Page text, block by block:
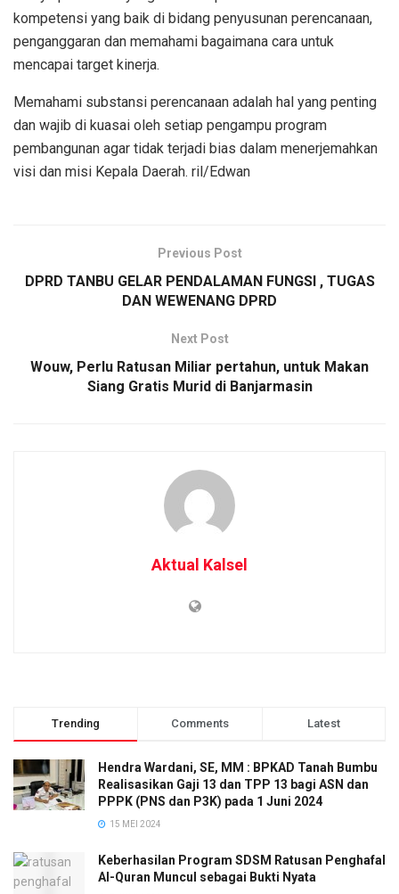
kompetensi yang baik di bidang penyusunan perencanaan,
penganggaran dan memahami bagaimana cara untuk
mencapai target kinerja.
Memahami substansi perencanaan adalah hal yang penting
dan wajib di kuasai oleh setiap pengampu program
pembangunan agar tidak terjadi bias dalam menerjemahkan
visi dan misi Kepala Daerah. ril/Edwan
Previous Post
DPRD TANBU GELAR PENDALAMAN FUNGSI , TUGAS
DAN WEWENANG DPRD
Next Post
Wouw, Perlu Ratusan Miliar pertahun, untuk Makan
Siang Gratis Murid di Banjarmasin
Aktual Kalsel
Trending Comments Latest
Hendra Wardani, SE, MM : BPKAD Tanah Bumbu
Realisasikan Gaji 13 dan TPP 13 bagi ASN dan
PPPK (PNS dan P3K) pada 1 Juni 2024
15 MEI 2024
Keberhasilan Program SDSM Ratusan Penghafal
Al-Quran Muncul sebagai Bukti Nyata